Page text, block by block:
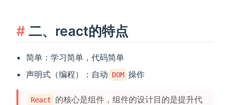
二、react的特点
简单：学习简单，代码简单
声明式（编程）：自动
DOM 操作
React
的核心是组件，组件的设计目的是提升代